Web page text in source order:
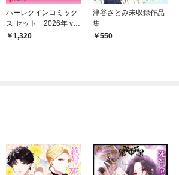
ハーレクインコミック
ス セット 2026年 vo
l.862
1,320
津谷さとみ未収録作品
集
550